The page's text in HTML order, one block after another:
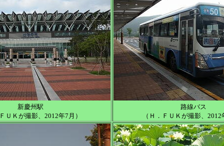
新慶州駅
ＵＫが撮影、2012年7月）
路線バス
（Ｈ．ＦＵＫが撮影、2012